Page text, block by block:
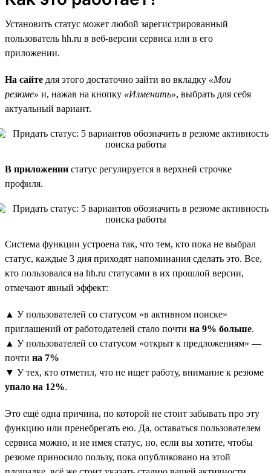
Установить статус может любой зарегистрированный
пользователь hh.ru в веб-версии сервиса или в его
приложении.
На сайте для этого достаточно зайти во вкладку «Мои
резюме» и, нажав на кнопку «Изменить», выбрать для себя
актуальный вариант.
В приложении статус регулируется в верхней строчке
профиля.
Система функции устроена так, что тем, кто пока не выбрал
статус, каждые 3 дня приходят напоминания сделать это. Все,
кто пользовался на hh.ru статусами в их прошлой версии,
отмечают явный эффект:
▲ У пользователей со статусом «в активном поиске»
приглашений от работодателей стало почти на 9% больше.
▲ У пользователей со статусом «открыт к предложениям» —
почти на 7%
▼ У тех, кто отметил, что не ищет работу, внимание к резюме
упало на 12%.
Это ещё одна причина, по которой не стоит забывать про эту
функцию или пренебрегать ею. Да, оставаться пользователем
сервиса можно, и не имея статус, но, если вы хотите, чтобы
резюме приносило пользу, пока опубликовано на этой